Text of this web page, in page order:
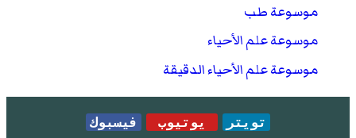
موسوعة طب
موسوعة علم الأحياء
موسوعة علم الأحياء الدقيقة
تويتر يوتيوب
فيسبوك